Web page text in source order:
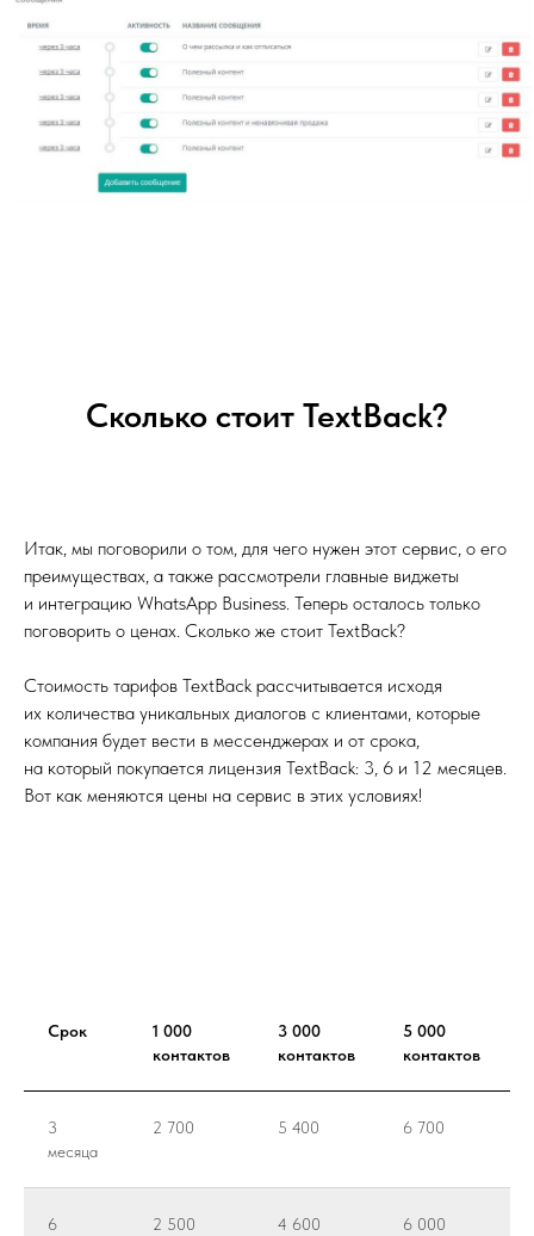
Сколько стоит TextBack?
Итак, мы поговорили о том, для чего нужен этот сервис, о его
преимуществах, а также рассмотрели главные виджеты
и интеграцию WhatsApp Business. Теперь осталось только
поговорить о ценах. Сколько же стоит TextBack?
Стоимость тарифов TextBack рассчитывается исходя
их количества уникальных диалогов с клиентами, которые
компания будет вести в мессенджерах и от срока,
на который покупается лицензия TextBack: 3, 6 и 12 месяцев.
Вот как меняются цены на сервис в этих условиях!
Срок
1 000
контактов
3 000
контактов
5 000
контактов
3
месяца
2 700 5 400 6 700
6
2 500 4 600 6 000